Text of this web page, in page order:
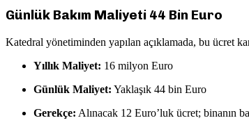
Günlük Bakım Maliyeti 44 Bin Euro
Katedral yönetiminden yapılan açıklamada, bu ücret
Yıllık Maliyet: 16 milyon Euro
Günlük Maliyet: Yaklaşık 44 bin Euro
Gerekçe: Alınacak 12 Euro’luk ücret; binanın